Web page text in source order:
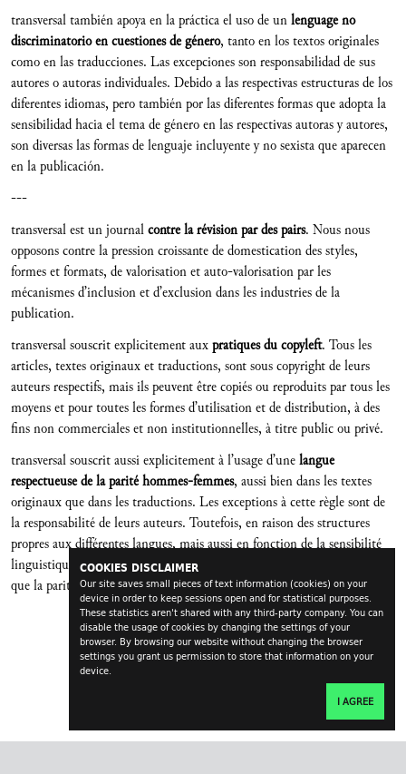
COOKIES DISCLAIMER
Our site saves small pieces of text information (cookies) on your
device in order to keep sessions open and for statistical purposes.
These statistics aren't shared with any third-party company. You can
disable the usage of cookies by changing the settings of your
browser. By browsing our website without changing the browser
settings you grant us permission to store that information on your
device.
I AGREE
transversal también apoya en la práctica el uso de unlenguage no
discriminatorio en cuestiones de género, tanto en los textos originales
como en las traducciones. Las excepciones son responsabilidad de sus
autores o autoras individuales. Debido a las respectivas estructuras de los
diferentes idiomas, pero también por las diferentes formas que adopta la
sensibilidad hacia el tema de género en las respectivas autoras y autores,
son diversas las formas de lenguaje incluyente y no sexista que aparecen
en la publicación.
---
transversal est un journalcontre la révision par des pairs. Nous nous
opposons contre la pression croissante de domestication des styles,
formes et formats, de valorisation et auto-valorisation par les
mécanismes d’inclusion et d’exclusion dans les industries de la
publication.
transversal souscrit explicitement auxpratiques du copyleft. Tous les
articles, textes originaux et traductions, sont sous copyright de leurs
auteurs respectifs, mais ils peuvent être copiés ou reproduits par tous les
moyens et pour toutes les formes d’utilisation et de distribution, à des
fins non commerciales et non institutionnelles, à titre public ou privé.
transversal souscrit aussi explicitement à l’usage d’unelangue
respectueuse de la parité hommes-femmes, aussi bien dans les textes
originaux que dans les traductions. Les exceptions à cette règle sont de
la responsabilité de leurs auteurs. Toutefois, en raison des structures
propres aux différentes langues, mais aussi en fonction de la sensibilité
linguistique personnelle des auteurs et des traducteurs, il est possible
que la parité s’exprime dans ce journal selon des modalités diverses.